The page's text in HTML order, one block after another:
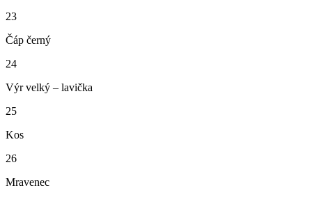
23
Čáp černý
24
Výr velký – lavička
25
Kos
26
Mravenec